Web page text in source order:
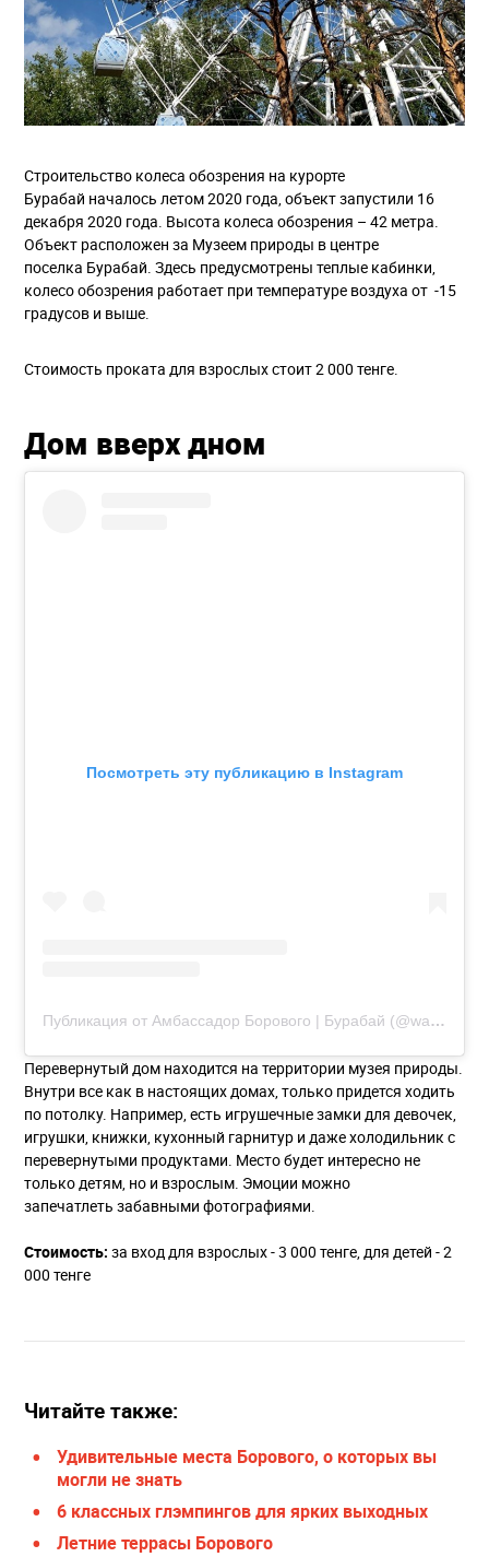
Строительство колеса обозрения на курорте
Бурабай началось летом 2020 года, объект запустили 16
декабря 2020 года. Высота колеса обозрения – 42 метра.
Объект расположен за Музеем природы в центре
поселка Бурабай. Здесь предусмотрены теплые кабинки,
колесо обозрения работает при температуре воздуха от -15
градусов и выше.
Стоимость проката для взрослых стоит 2 000 тенге.
Дом вверх дном
Посмотреть эту публикацию в Instagram
Публикация от Амбассадор Борового | Бурабай (@walk.burabay)
Перевернутый дом находится на территории музея природы.
Внутри все как в настоящих домах, только придется ходить
по потолку. Например, есть игрушечные замки для девочек,
игрушки, книжки, кухонный гарнитур и даже холодильник с
перевернутыми продуктами. Место будет интересно не
только детям, но и взрослым. Эмоции можно
запечатлеть забавными фотографиями.
Стоимость: за вход для взрослых - 3 000 тенге, для детей - 2
000 тенге
Читайте также:
Удивительные места Борового, о которых вы
могли не знать
6 классных глэмпингов для ярких выходных
Летние террасы Борового